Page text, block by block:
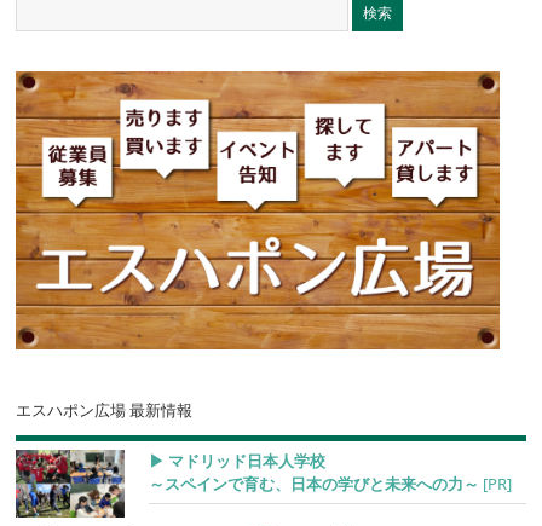
エスハポン広場 最新情報
▶︎ マドリッド日本人学校
～スペインで育む、日本の学びと未来への力～ [PR]